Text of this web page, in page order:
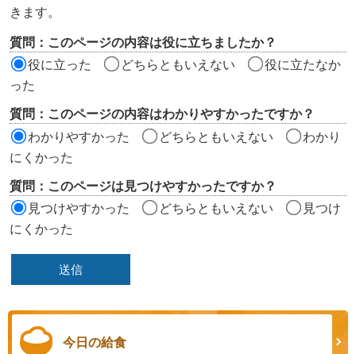
ツ
評
価
ア
きます。
質問：このページの内容は役に立ちましたか？
役に立った
どちらともいえない
役に立たなか
った
質問：このページの内容はわかりやすかったですか？
わかりやすかった
どちらともいえない
わかり
にくかった
質問：このページは見つけやすかったですか？
見つけやすかった
どちらともいえない
見つけ
にくかった
今日の給食